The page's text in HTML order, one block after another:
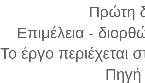
Πρώτη
Επιμέλεια -
Το έργο περιέχεται
Πηγή